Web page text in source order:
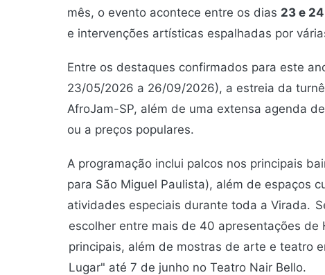
mês, o evento acontece entre os dias 23 e
e intervenções artísticas espalhadas por
Entre os destaques confirmados para este
23/05/2026 a 26/09/2026), a estreia da
AfroJam-SP, além de uma extensa agenda
ou a preços populares.
A programação inclui palcos nos principais
para São Miguel Paulista), além de espaços
atividades especiais durante toda a Virada.
escolher entre mais de 40 apresentações de
principais, além de mostras de arte e teatro
Lugar" até 7 de junho no Teatro Nair Bello.